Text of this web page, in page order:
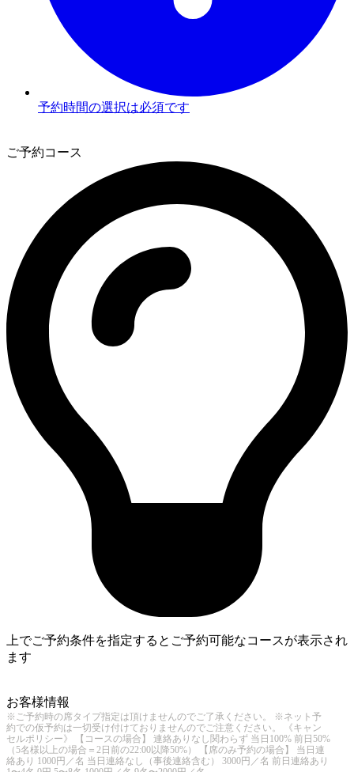
予約時間の選択は必須です
ご予約コース
上でご予約条件を指定するとご予約可能なコースが表示され
ます
お客様情報
※ご予約時の席タイプ指定は頂けませんのでご了承ください。 ※ネット予
約での仮予約は一切受け付けておりませんのでご注意ください。 《キャン
セルポリシー》 【コースの場合】 連絡ありなし関わらず 当日100% 前日50%
（5名様以上の場合＝2日前の22:00以降50%） 【席のみ予約の場合】 当日連
絡あり 1000円／名 当日連絡なし（事後連絡含む） 3000円／名 前日連絡あり